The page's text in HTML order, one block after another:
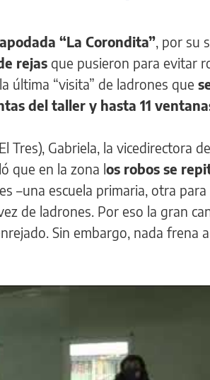
“La Corondita” , por su
rejas que pusieron para evitar
última “visita” de ladrones que
del taller y hasta 11
Tres), Gabriela, la vicedirectora
que en la zona los robos se
–una escuela primaria, otra
de ladrones. Por eso la gran
Sin embargo, nada frena